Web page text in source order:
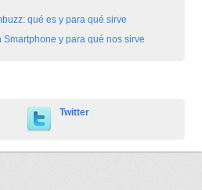
qué es y para qué sirve
Smartphone y para qué nos sirve
Twitter